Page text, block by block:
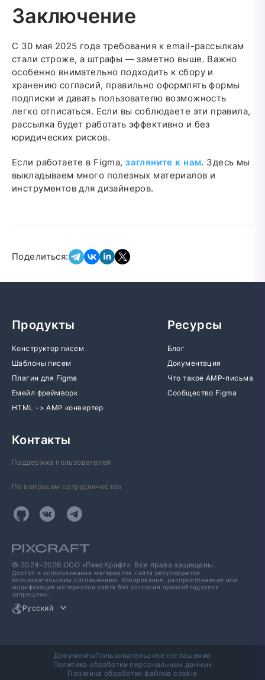
Заключение
С 30 мая 2025 года требования к email-рассылкам
стали строже, а штрафы — заметно выше. Важно
особенно внимательно подходить к сбору и
хранению согласий, правильно оформлять формы
подписки и давать пользователю возможность
легко отписаться. Если вы соблюдаете эти правила,
рассылка будет работать эффективно и без
юридических рисков.
Если работаете в Figma,загляните к нам. Здесь мы
выкладываем много полезных материалов и
инструментов для дизайнеров.
Поделиться:
© 2024–2026 ООО «ПиксКрафт». Все права защищены.
Доступ и использование материалов сайта регулируются
пользовательским соглашением. Копирование, распространение или
модификация материалов сайта без согласия правообладателя
запрещены.
Русский
Продукты
Конструктор писем
Шаблоны писем
Плагин для Figma
Емейл фреймворк
HTML -> AMP конвертер
Ресурсы
Блог
Документация
Что такое AMP-письма
Сообщество Figma
Контакты
Поддержка пользователей
По вопросам сотрудничества
ДокументыПользовательское соглашение
Политика обработки персональных данных
Политика обработки файлов cookie